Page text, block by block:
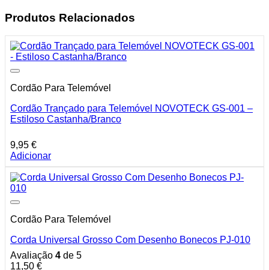
Produtos Relacionados
Cordão Para Telemóvel
Cordão Trançado para Telemóvel NOVOTECK GS-001 –
Estiloso Castanha/Branco
9,95 €
Adicionar
Cordão Para Telemóvel
Corda Universal Grosso Com Desenho Bonecos PJ-010
Avaliação 4 de 5
11,50 €